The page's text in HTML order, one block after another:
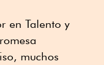
en Talento y
muchos